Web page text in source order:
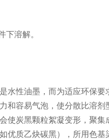
下溶解。
水性油墨，而为适应环保
和容易气泡，使分散比溶
使炭黑颗粒絮凝变形，聚
优质乙炔碳黑），所用色